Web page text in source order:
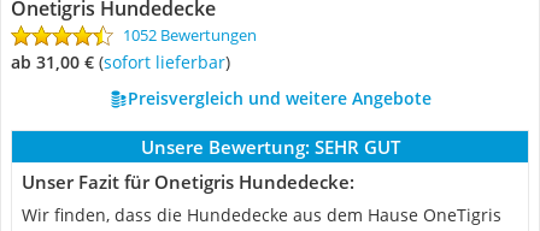
Onetigris Hundedecke
1052 Bewertungen
ab 31,00 € ( Sofort lieferbar)
Preisvergleich und weitere Angebote
Unsere Bewertung: SEHR GUT
Unser Fazit für Onetigris Hundedecke:
Wir finden, dass die Hundedecke aus dem Hause OneTigris